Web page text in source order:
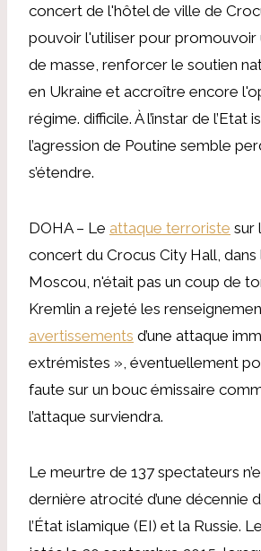
concert de l'hôtel de ville de
pouvoir l'utiliser pour promouvoir
de masse, renforcer le soutien
en Ukraine et accroître encore
régime. difficile. À l’instar de l’Etat
l’agression de Poutine semble
s’étendre.
DOHA – Le attaque terroriste sur
concert du Crocus City Hall, dans
Moscou, n'était pas un coup de
Kremlin a rejeté les
avertissements d’une attaque
extrémistes », éventuellement
faute sur un bouc émissaire
l’attaque surviendra.
Le meurtre de 137 spectateurs
dernière atrocité d’une décennie
l’État islamique (EI) et la Russie.